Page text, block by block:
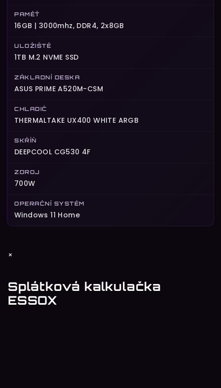
PAMĚŤ
16GB | 3000mhz, DDR4, 2x8GB
ULOŽIŠTĚ
1TB M.2 NVME SSD
ZÁKLADNÍ DESKA
ASUS PRIME A520M-CSM
CHLADIČ
THERMALTAKE UX400 WHITE ARGB
SKŘÍŇ
DEEPCOOL CG530 4F
ZDROJ
700W
OPERAČNÍ SYSTÉM
Windows 11 Home
Z×
Splátková kalkulačka
ESSOX